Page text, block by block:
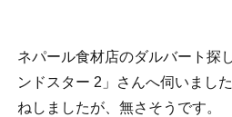
ネパール食材店のダルバート探
ンドスター 2」さんへ伺いまし
ねしましたが、無さそうです。